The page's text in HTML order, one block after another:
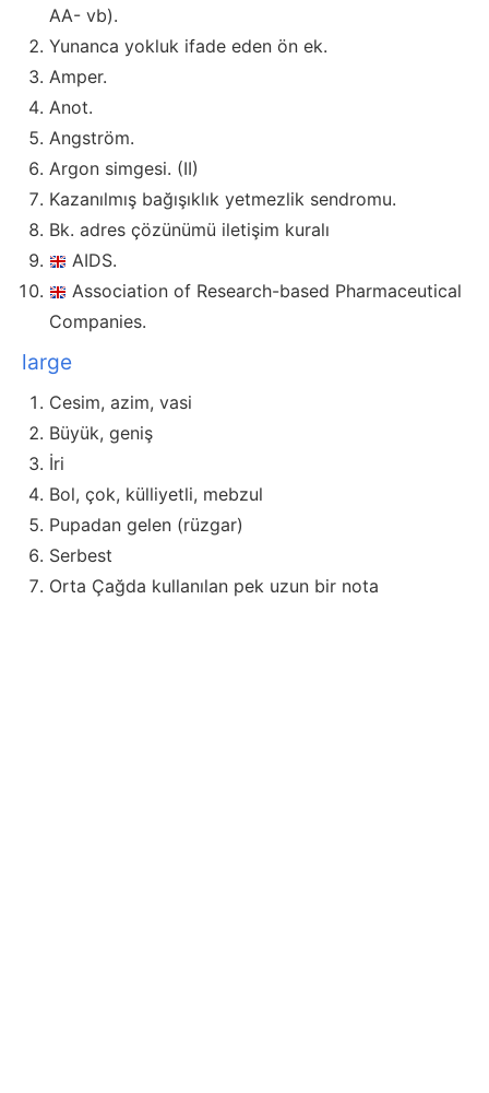
AA- vb).
Yunanca yokluk ifade eden ön ek.
Amper.
Anot.
Angström.
Argon simgesi. (II)
Kazanılmış bağışıklık yetmezlik sendromu.
Bk. adres çözünümü iletişim kuralı
AIDS.
Association of Research-based Pharmaceutical
Companies.
large
Cesim, azim, vasi
Büyük, geniş
İri
Bol, çok, külliyetli, mebzul
Pupadan gelen (rüzgar)
Serbest
Orta Çağda kullanılan pek uzun bir nota